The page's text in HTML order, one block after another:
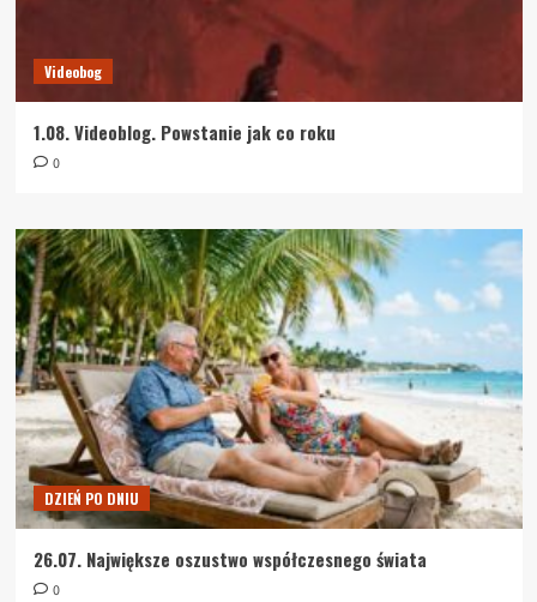
Videobog
1.08. Videoblog. Powstanie jak co roku
0
DZIEŃ PO DNIU
26.07. Największe oszustwo współczesnego świata
0